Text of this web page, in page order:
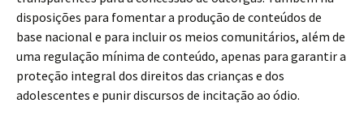
disposições para fomentar a produção de conteúdos de
base nacional e para incluir os meios comunitários, além de
uma regulação mínima de conteúdo, apenas para garantir a
proteção integral dos direitos das crianças e dos
adolescentes e punir discursos de incitação ao ódio.